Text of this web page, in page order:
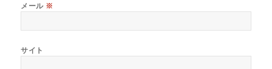
メール ※
サイト